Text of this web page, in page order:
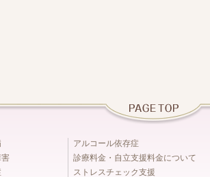
アルコール依存症
診療料金・自立支援料金について
ストレスチェック支援